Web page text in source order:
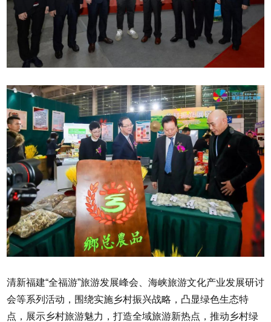
清新福建“全福游”旅游发展峰会、海峡旅游文化产业发展研讨
会等系列活动，围绕实施乡村振兴战略，凸显绿色生态特
点，展示乡村旅游魅力，打造全域旅游新热点，推动乡村绿